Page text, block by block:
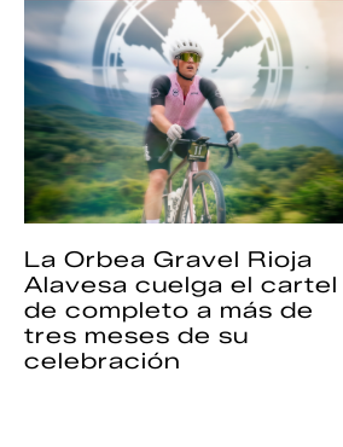
La Orbea Gravel Rioja
Alavesa cuelga el cartel
de completo a más de
tres meses de su
celebración